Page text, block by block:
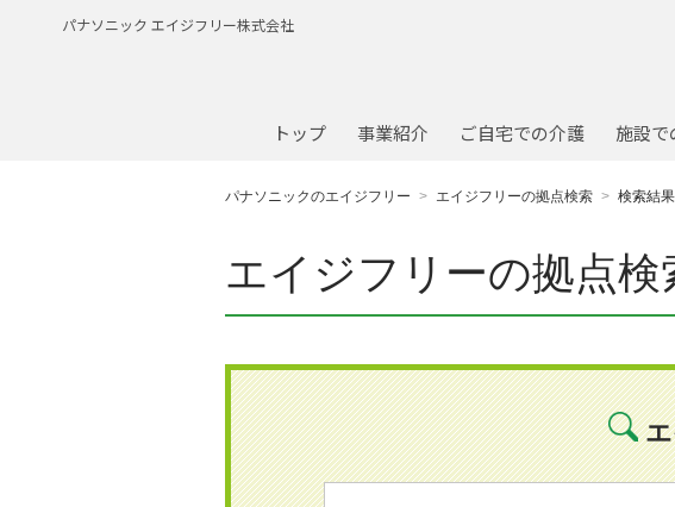
パナソニック エイジフリー株式会社
トップ 事業紹介 ご自宅での介護 施設で
パナソニックのエイジフリー エイジフリーの拠点検索 検索結果
エイジフリーの拠点検
エ